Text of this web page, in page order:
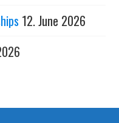
12. June 2026